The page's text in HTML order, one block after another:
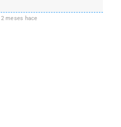
2 meses hace